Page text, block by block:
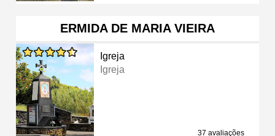
ERMIDA DE MARIA VIEIRA
Igreja
Igreja
37 avaliações